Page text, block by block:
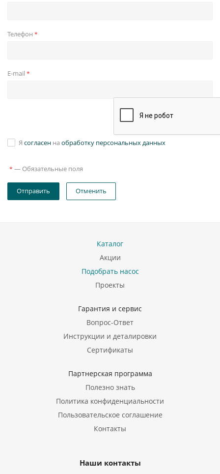
Телефон *
E-mail *
Я согласен на обработку персональных данных
* — Обязательные поля
Отправить Отменить
Каталог
Акции
Подобрать насос
Проекты
Гарантия и сервис
Вопрос-Ответ
Инструкции и деталировки
Сертификаты
Партнерская программа
Полезно знать
Политика конфиденциальности
Пользовательское соглашение
Контакты
Наши контакты